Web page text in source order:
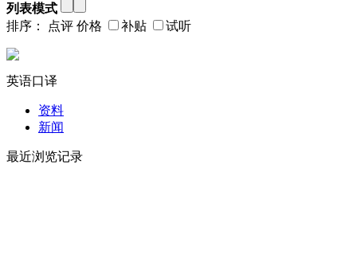
列表模式
排序：
点评 价格 补贴 试听
英语口译
资料
新闻
最近浏览记录